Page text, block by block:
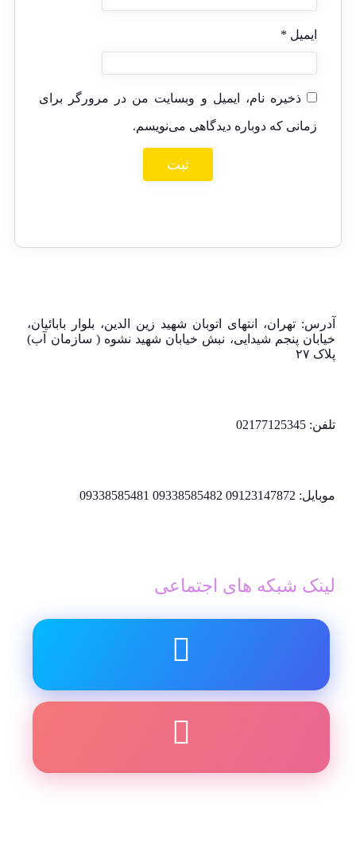
ایمیل *
ذخیره نام، ایمیل و وبسایت من در مرورگر برای
زمانی که دوباره دیدگاهی می‌نویسم.
آدرس: تهران، انتهای اتوبان شهید زین الدین، بلوار بابائیان،
خیابان پنجم شیدایی، نبش خیابان شهید نشوه ( سازمان آب)
پلاک ۲۷
تلفن: 02177125345
موبایل: 09123147872 09338585482 09338585481
لینک شبکه های اجتماعی